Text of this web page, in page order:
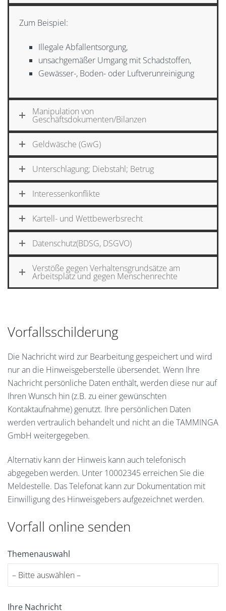
Zum Beispiel:
Illegale Abfallentsorgung,
unsachgemäßer Umgang mit Schadstoffen,
Gewässer-, Boden- oder Luftverunreinigung
Manipulation von
Geschäftsdokumenten/Bilanzen
Geldwäsche (GwG)
Unterschlagung; Diebstahl; Betrug
Interessenkonflikte
Kartell- und Wettbewerbsrecht
Datenschutz(BDSG, DSGVO)
Verstöße gegen Verhaltensgrundsätze am
Arbeitsplatz und gegen Menschenrechte
Vorfallsschilderung
Die Nachricht wird zur Bearbeitung gespeichert und wird
nur an die Hinweisgeberstelle übersendet. Wenn Ihre
Nachricht persönliche Daten enthält, werden diese nur auf
Ihren Wunsch hin (z.B. zu einer gewünschten
Kontaktaufnahme) genutzt. Ihre persönlichen Daten
werden vertraulich behandelt und nicht an die TAMMINGA
GmbH weitergegeben.
Alternativ kann der Hinweis kann auch telefonisch
abgegeben werden. Unter 10002345 erreichen Sie die
Meldestelle. Das Telefonat kann zur Dokumentation mit
Einwilligung des Hinweisgebers aufgezeichnet werden.
Vorfall online senden
Themenauswahl
Ihre Nachricht